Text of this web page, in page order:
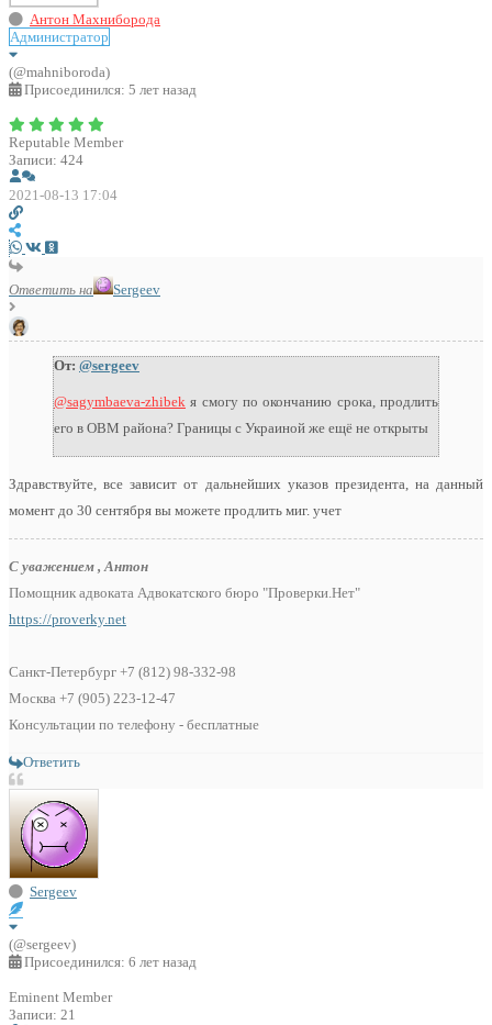
Антон Махниборода
Администратор
(@mahniboroda)
Присоединился: 5 лет назад
Reputable Member
Записи: 424
2021-08-13 17:04
Ответить на Sergeev
От: @sergeev
@sagymbaeva-zhibek я смогу по окончанию срока, продлить
его в ОВМ района? Границы с Украиной же ещё не открыты
Здравствуйте, все зависит от дальнейших указов президента, на данный
момент до 30 сентября вы можете продлить миг. учет
С уважением , Антон
Помощник адвоката Адвокатского бюро "Проверки.Нет"
https://proverky.net
Санкт-Петербург +7 (812) 98-332-98
Москва +7 (905) 223-12-47
Консультации по телефону - бесплатные
Ответить
Sergeev
(@sergeev)
Присоединился: 6 лет назад
Eminent Member
Записи: 21